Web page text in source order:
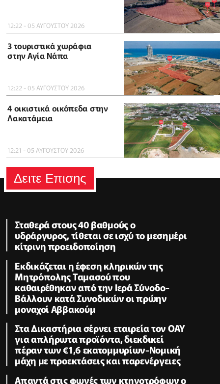
12:22 - 05 ΑΥΓΟΥΣΤΟΥ 2026
3 τουριστικά χωράφια
στην Αγία Νάπα
12:22 - 05 ΑΥΓΟΥΣΤΟΥ 2026
4 οικιστικά οικόπεδα στην
Λακατάμεια
12:21 - 05 ΑΥΓΟΥΣΤΟΥ 2026
Δειτε Επισης
Σταθερά στους 40 βαθμούς ο
υδράργυρος, τίθεται σε ισχύ το μεσημέρι
κίτρινη προειδοποίηση
Εκδικάζεται η έφεση κληρικών της
Μητρόπολης Ταμασού που
καθαιρέθηκαν από την Ιερά Σύνοδο-
Βάλλουν κατά Συνοδικών οι πρώην
μοναχοί Αββακούμ
Στα Δικαστήρια σέρνει εταιρεία τον ΟΑΥ
για απλήρωτα προϊόντα, διεκδικεί
πέραν των €1,6 εκατομμυρίων-Νομική
μάχη με προεκτάσεις και παρενέργειες
Απαντά στις φωνές των κτηνοτρόφων ο